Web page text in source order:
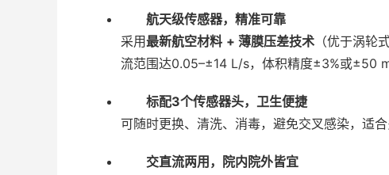
航天级传感器，精准可靠
采用最新航空材料 + 薄膜压差技术 （优于涡轮
流范围达0.05–±14 L/s，体积精度±3%或±50
标配3个传感器头，卫生便捷
可随时更换、清洗、消毒，避免交叉感染，适合
交直流两用，院内院外皆宜